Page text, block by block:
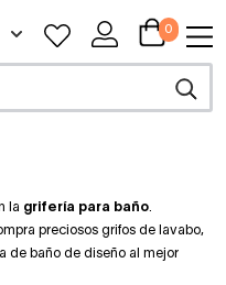
0
la grifería para baño.
preciosos grifos de lavabo,
de baño de diseño al mejor